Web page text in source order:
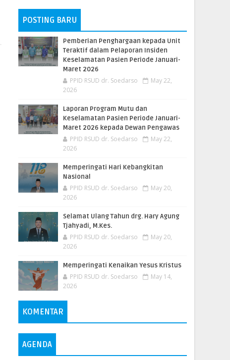
POSTING BARU
Pemberian Penghargaan kepada Unit
Teraktif dalam Pelaporan Insiden
Keselamatan Pasien Periode Januari-
Maret 2026
PPID RSUD dr. Soedarso
May 22,
2026
Laporan Program Mutu dan
Keselamatan Pasien Periode Januari-
Maret 2026 kepada Dewan Pengawas
PPID RSUD dr. Soedarso
May 22,
2026
Memperingati Hari Kebangkitan
Nasional
PPID RSUD dr. Soedarso
May 20,
2026
Selamat Ulang Tahun drg. Hary Agung
Tjahyadi, M.Kes.
PPID RSUD dr. Soedarso
May 20,
2026
Memperingati Kenaikan Yesus Kristus
PPID RSUD dr. Soedarso
May 14,
2026
KOMENTAR
AGENDA